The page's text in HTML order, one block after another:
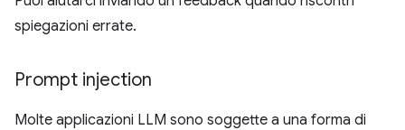
spiegazioni errate.
Prompt injection
Molte applicazioni LLM sono soggette a una forma di